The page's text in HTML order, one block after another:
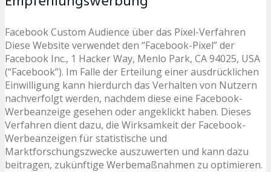
Facebook Custom Audience über das Pixel-Verfahren
Diese Website verwendet den “Facebook-Pixel” der
Facebook Inc., 1 Hacker Way, Menlo Park, CA 94025, USA
(“Facebook”). Im Falle der Erteilung einer ausdrücklichen
Einwilligung kann hierdurch das Verhalten von Nutzern
nachverfolgt werden, nachdem diese eine Facebook-
Werbeanzeige gesehen oder angeklickt haben. Dieses
Verfahren dient dazu, die Wirksamkeit der Facebook-
Werbeanzeigen für statistische und
Marktforschungszwecke auszuwerten und kann dazu
beitragen, zukünftige Werbemaßnahmen zu optimieren.